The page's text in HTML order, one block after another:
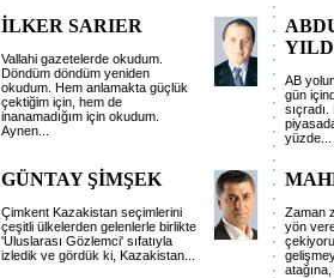
İLKER SARIER
Vallahi gazetelerde okudum.
Döndüm döndüm yeniden
okudum. Hem anlamakta güçlük
çektiğim için, hem de
inanamadığım için okudum.
Aynen
AB
gün
yüzde
GÜNTAY ŞİMŞEK
Çimkent Kazakistan seçimlerini
çeşitli ülkelerden gelenlerle birlikte
'Uluslarası Gözlemci' sıfatıyla
izledik ve gördük ki, Kazakistan
Zaman
yön